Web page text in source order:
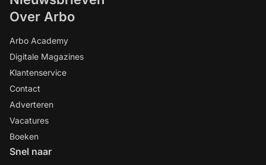
Over Arbo
Arbo Academy
Digitale Magazines
Klantenservice
Contact
Adverteren
Vacatures
Boeken
Snel naar